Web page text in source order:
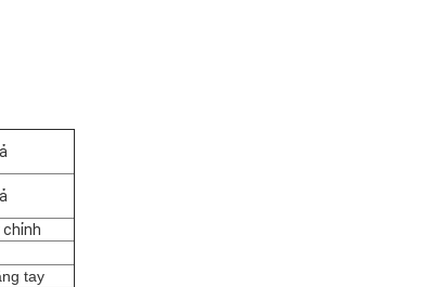
tay